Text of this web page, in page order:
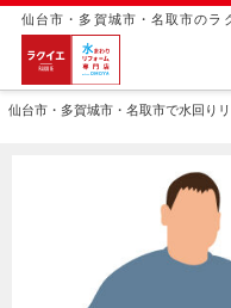
仙台市・多賀城市・名取市の
仙台市・多賀城市・名取市で水回り